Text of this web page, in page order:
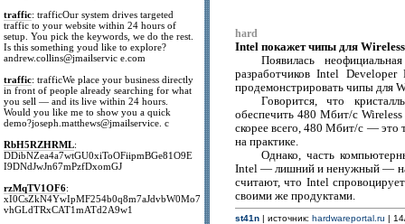
traffic: trafficOur system drives targeted
traffic to your website within 24 hours of
setup. You pick the keywords, we do the rest.
Is this something youd like to explore?
andrew.collins@jmailservic e.com
traffic: trafficWe place your business directly
in front of people already searching for what
you sell — and its live within 24 hours.
Would you like me to show you a quick
demo?joseph.matthews@jmailservice. c
RbH5RZHRML:
DDibNZea4a7wtGU0xiToOFiipmBGe81O9E
I9DNdJwJn67mPzfDxomGJ
rzMqTV1OF6:
xI0CsZkN4YwIpMF254b0q8m7aJdvbW0Mo7
vhGLdTRxCAT1mATd2A9w1
hard
Intel покажет чипы для
Появилась
разработчиков Intel
продемонстрировать чипы для
Говорится, что
обеспечить 480 Mбит/с
скорее всего, 480 Мбит/с — это
на практике.
Однако, часть
Intel — лишний и ненужный — на
считают, что Intel
своими же продуктами.
st41n| источник: hardwareportal.ru |